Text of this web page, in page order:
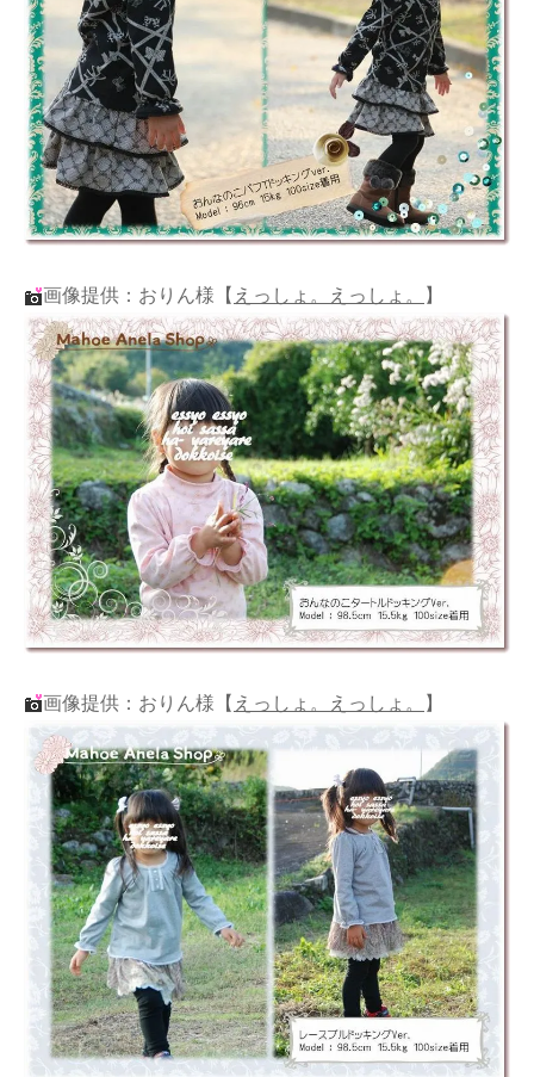
画像提供：おりん様 【 えっしょ。えっしょ。 】
画像提供：おりん様 【 えっしょ。えっしょ。 】